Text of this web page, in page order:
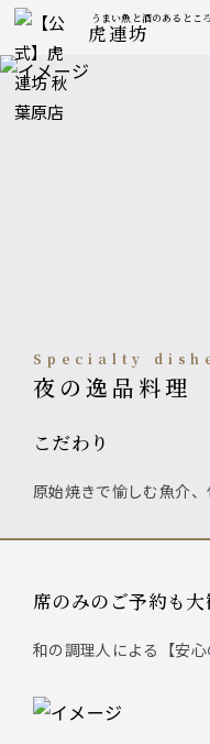
うまい魚と酒のあるところ
虎連坊
Specialty
夜の逸品料理
こだわり
原始焼きで愉しむ魚介
席のみのご予約も大
和の調理人による【安